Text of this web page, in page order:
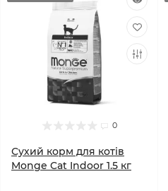
0
Сухий корм для котів
Monge Cat Indoor 1.5 кг